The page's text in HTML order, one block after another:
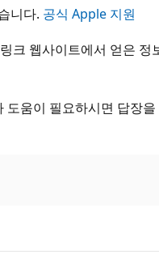
니다. 공식 Apple 지원
웹사이트에서 얻은
움이 필요하시면 답장